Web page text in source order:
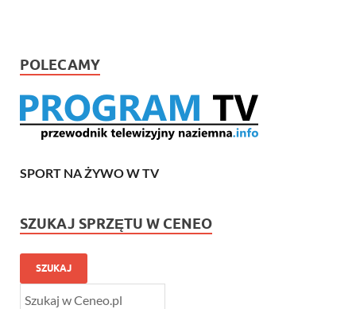
POLECAMY
SPORT NA ŻYWO W TV
SZUKAJ SPRZĘTU W CENEO
SZUKAJ